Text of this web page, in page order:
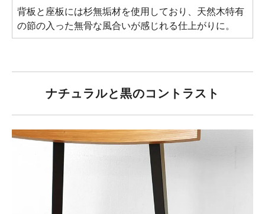
背板と座板には杉無垢材を使用しており、天然木特有
の節の入った無骨な風合いが感じれる仕上がりに。
ナチュラルと黒のコントラスト